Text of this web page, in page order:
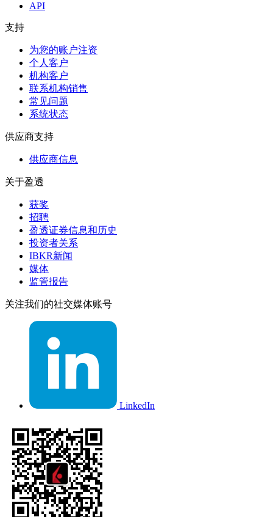
API
支持
为您的账户注资
个人客户
机构客户
联系机构销售
常见问题
系统状态
供应商支持
供应商信息
关于盈透
获奖
招聘
盈透证券信息和历史
投资者关系
IBKR新闻
媒体
监管报告
关注我们的社交媒体账号
LinkedIn